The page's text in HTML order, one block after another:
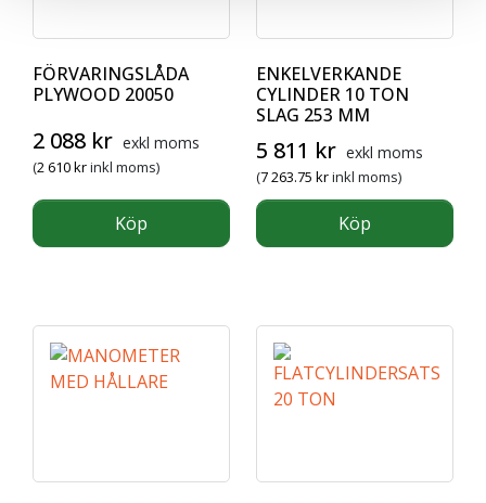
FÖRVARINGSLÅDA
PLYWOOD 20050
2 088 kr exkl moms
(2 610krinkl moms)
Köp
ENKELVERKANDE
CYLINDER 10 TON
SLAG 253 MM
5 811 kr exkl moms
(7 263.75 krinkl moms)
Köp